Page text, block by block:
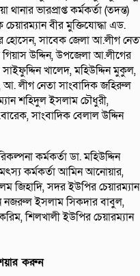
ভারপ্রাপ্ত কর্মকর্তা (তদন্ত)
বীর মুক্তিযোদ্ধা এড.
হোসেন, সাবেক জেলা আ.লীগ
উদ্দিন, উপজেলা আ.লীগের
খালেদ, মহিউদ্দিন মুকুল,
আ. লীগ নেতা সাংবাদিক জহিরুল
শহিদুল ইসলাম চৌধুরী,
সাংবাদিক বেলাল উদ্দিন
কর্মকর্তা ডা. মহিউদ্দিন
কর্মকর্তা আমিন আনোয়ার,
জিহাদি, সদর ইউপির চেয়ারম্যান
নজরুল ইসলাম সিকদার বাবুল,
শিলখালী ইউপির চেয়ারম্যান
করুন